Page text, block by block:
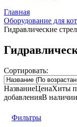
Главная
Оборудование для
Гидравлические
Сортировать:
НазваниеЦенаХиты
добавленияВ наличии
Фильтры